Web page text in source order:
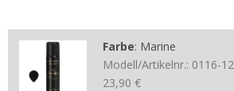
Farbe: Marine
Modell/Artikelnr.: 0116-
23,90 €